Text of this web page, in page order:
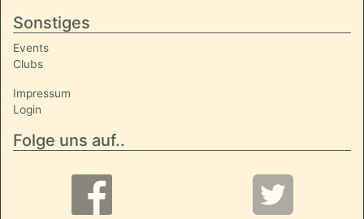
Sonstiges
Events
Clubs
Impressum
Login
Folge uns auf..